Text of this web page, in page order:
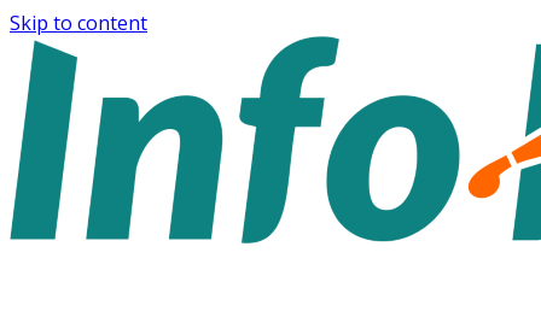
Skip to content